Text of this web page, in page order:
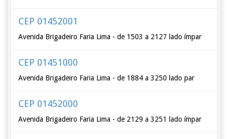
CEP 01452001
Avenida Brigadeiro Faria Lima - de 1503 a 2127 lado ímpar
CEP 01451000
Avenida Brigadeiro Faria Lima - de 1884 a 3250 lado par
CEP 01452000
Avenida Brigadeiro Faria Lima - de 2129 a 3251 lado ímpar